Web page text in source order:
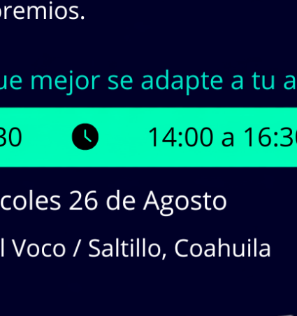
INASA | Stock en Línea
¡Tenemos hasta4productos
¡Haz CLICK
en los productos
cotizaciones!